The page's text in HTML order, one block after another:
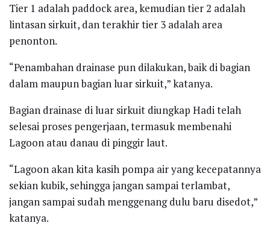
Tier 1 adalah paddock area, kemudian tier 2 adalah
lintasan sirkuit, dan terakhir tier 3 adalah area
penonton.
“Penambahan drainase pun dilakukan, baik di bagian
dalam maupun bagian luar sirkuit,” katanya.
Bagian drainase di luar sirkuit diungkap Hadi telah
selesai proses pengerjaan, termasuk membenahi
Lagoon atau danau di pinggir laut.
“Lagoon akan kita kasih pompa air yang kecepatannya
sekian kubik, sehingga jangan sampai terlambat,
jangan sampai sudah menggenang dulu baru disedot,”
katanya.